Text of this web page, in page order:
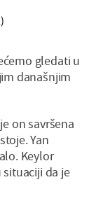
gledati u
današnjim
on savršena
Yan
Keylor
da je